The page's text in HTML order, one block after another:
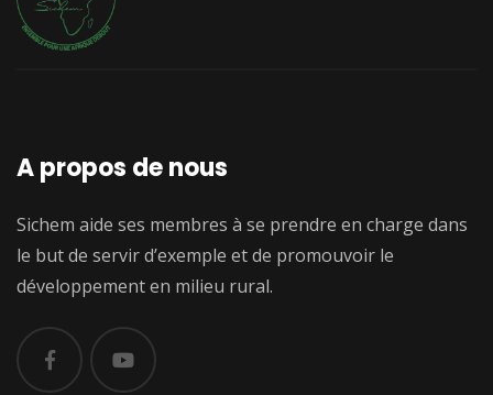
A propos de nous
Sichem aide ses membres à se prendre en charge dans
le but de servir d’exemple et de promouvoir le
développement en milieu rural.